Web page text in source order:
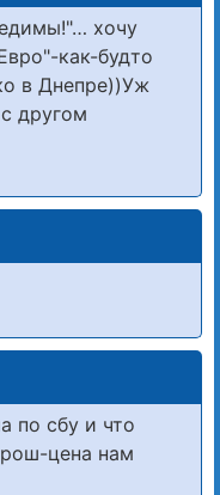
хочу
как-будто
в Днепре))Уж
другом
по сбу и что
цена нам